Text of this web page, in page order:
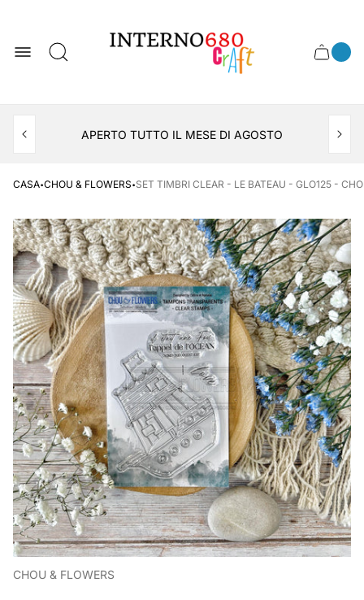
del
negozio
Cassetto
APERTO TUTTO IL MESE DI AGOSTO
CASA·CHOU & FLOWERS·SET TIMBRI CLEAR - LE BATEAU - GLO125 -
CHOU & FLOWERS